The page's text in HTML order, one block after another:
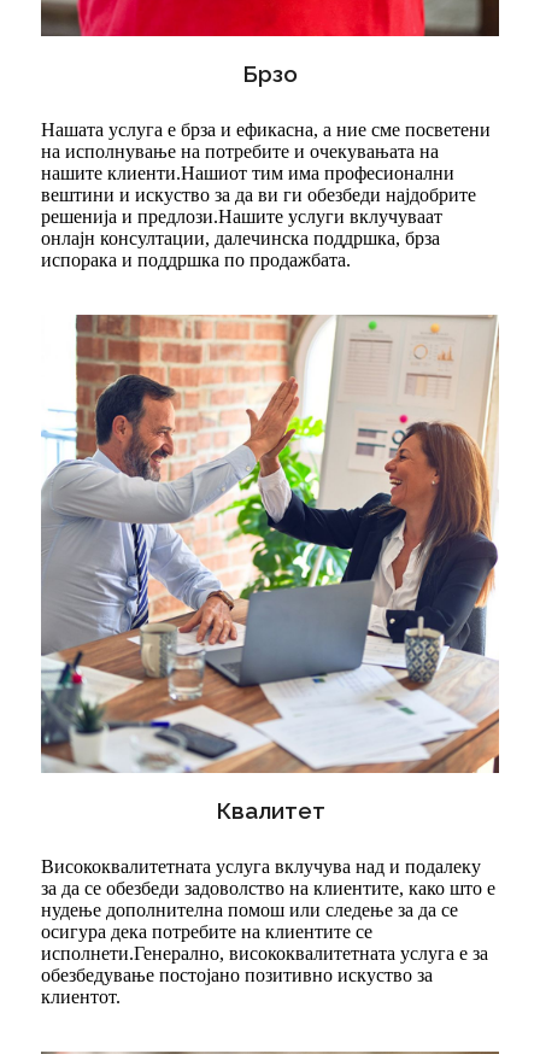
Брзо
Нашата услуга е брза и ефикасна, а ние сме посветени
на исполнување на потребите и очекувањата на
нашите клиенти.Нашиот тим има професионални
вештини и искуство за да ви ги обезбеди најдобрите
решенија и предлози.Нашите услуги вклучуваат
онлајн консултации, далечинска поддршка, брза
испорака и поддршка по продажбата.
Квалитет
Висококвалитетната услуга вклучува над и подалеку
за да се обезбеди задоволство на клиентите, како што е
нудење дополнителна помош или следење за да се
осигура дека потребите на клиентите се
исполнети.Генерално, висококвалитетната услуга е за
обезбедување постојано позитивно искуство за
клиентот.